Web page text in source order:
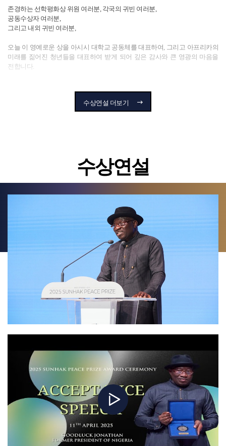
1억 2,900만 달러를 투자하기로 약속했습니다. 이로 인해 수백만 명의
소녀들이 학교에 계속 다닐 수 있게 되었습니다.
투게더 앳 홈(One World: Together at Home)"이라는 글로벌 행사를
기획했습니다. 이 행사는 미국, 중국, 러시아에서 동시에 방영된 유일한
프로그램이었고, 미국 주요 방송사를 포함해 4억 가구 이상에 전달되며
협력과 파트너십을 통해 우리는 세계에서 가장 큰 행동 운동을 구축했고, 빈곤
퇴치를 위한 노력으로 수십억 명의 삶에 영향을 주었습니다. 지난 10년간
돕고 있습니다. 이는 세계시민이 태어난 환경에 관계없이 기본적인 성공의
도구를 가질 수 있게 하는 일입니다.
평화란 단순히 폭력이나 갈등의 부재가 아닙니다. 평화는 자유와 존엄이며,
진정한 세계시민의식을 통해서만 실현될 수 있다고 확신합니다.
지정학적으로 어려운 시기일수록 우리는 편협한 국수주의와 고립주의의
위험을 더욱 선명히 목도하게 됩니다. 인도적 위기를 외면하거나 기후변화를
무시할 때 어떤 결과가 초래되는지 분명히 알 수 있습니다.
이 모든 문제는 결국 인간이 만들어 낸 것이며, 따라서 오직 세계시민이 세계적
해결책을 요구할 때 비로소 해결될 수 있습니다.
저와 함께 수상한 완지라 마타이 박사님과 패트릭 아우아 박사님의 훌륭한
업적에 경의를 표하며, 이 자리를 함께 하게 된 것을 매우 큰 영광으로
생각합니다.
행동으로 극복할 수 있습니다.
이 사명을 인정받게 되어 글로벌 시티즌 모두가 깊은 겸허함과 감사의 마음을
느낍니다.
감사합니다.
존경하는 선학평화상 위원 여러분, 각국의 귀빈 여러분,
공동수상자 여러분,
그리고 내외 귀빈 여러분,
오늘 이 영예로운 상을 아시시 대학교 공동체를 대표하여, 그리고 아프리카의
미래를 짊어진 청년들을 대표하여 받게 되어 깊은 감사와 큰 영광의 마음을
전합니다.
우뚝 섰습니다. 제가 대학생이던 1980년대, 한 경제학 교수님께서 1960년대에
아시아인들의 자존감에 미친 영향을 다시금 깊이 생각하게 되었습니다. 반면
아프리카 대륙은 여전히 많은 어려움에 직면해 있었고, 이는 제 아이들뿐
아니라 전 세계의 아프리카 아이들에게 어떤 의미로 다가올지
바꾸고 싶다는 강한 사명감을 품게 되었습니다. 그것은 곧 제 아이들의
존엄성을 지키기 위한 여정이기도 했습니다.
그리하여 저는 미국에서의 안정된 커리어를 내려놓고, 30대 중반에 고국
가나로 돌아왔습니다. 저의 아내 레베카, 그리고 몇몇 뜻을 같이한 동료들과
함께, 2002년 비영리 교육기관인 아시시 대학교를 설립했습니다. 우리의
비전은 담대했습니다. 바로 윤리적이고 기업가정신을 갖춘 리더를 양성하여,
아프리카 전역에 혁신과 성장, 번영을 실현하는 것이었습니다.
오늘날 아시시는 아프리카에서 가장 진보적인 고등교육기관 중 하나로
인정받고 있습니다. 우리의 졸업생들은 세계 최고 수준의 두뇌들이라 불리며,
의미 있는 혁신과 지속 가능한 해법들을 세상에 내놓고 있습니다. 아시시는
현재 아프리카에서 영향력 있는 대학 상위 10위 안에 들며, 우리 공동체는
오늘도 아프리카 대륙의 번영을 위한 담대한 여정에 동참하고 있습니다. 이
선학평화상의 비전을 생각하며, 저는 세 명의 학생 이야기를 나누고 싶습니다.
이는 우리가 다음 세대를 향한 진심 어린 관심과 공동의 노력을 기울일 때
얼마나 놀라운 변화를 만들어낼 수 있는지를 보여줍니다.
첫 번째 이야기는 가나의 난민촌에서 있었던 일입니다. 당시, 라이베리아
내전을 피해 가나로 온 난민들 중 일부는 전직 전투원들이었고, 그들 사이의
갈등이 여전히 지속되고 있었습니다. 우리 학생들은 갈등 중재 활동에
참여했지만, 전문적인 훈련을 받지 않았기에 난항을 겪었습니다. 그러던 중,
이들이 소규모 사업을 운영하고 있다는 점에 주목한 학생들은 경영 워크숍을
수상연설 더보기
수상연설